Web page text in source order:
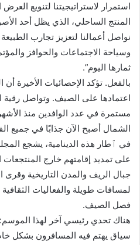
استمرار لاستراتيجيتنا لتنويع
المنتج الساحلي، الذي يظل أحد
نواصل أعمالنا لتعزيز تجارب
وسياحة الاجتماعات والحوافز
ثمارها اليوم”.
بالفعل. تؤكد الإحصائيات الأخيرة
اعتمادها على الصيف. وتواصل رقية
مستمرة في عدد الوافدين منذ
الشمال أصبح الآن جذابًا في جميع
في ٱطار هذه الدينامية، يشجع
على تمديد إقامتهم خارج
جبال الريف والمدن التاريخية
لمسافات طويلة والفعاليات
فصل الصيف.
هناك تحدي رئيسي آخر لهذا
سياق يهتم فيه المسافرون بشكل